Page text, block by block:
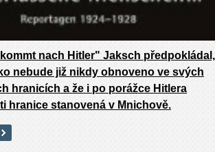
nach Hitler" Jaksch předpokládal,
nebude již nikdy obnoveno ve svých
hranicích a že i po porážce Hitlera
hranice stanovená v Mnichově.